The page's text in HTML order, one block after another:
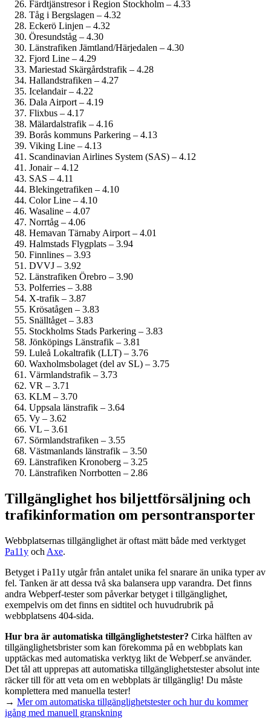
Färdtjänstresor i Region Stockholm – 4.33
Tåg i Bergslagen – 4.32
Eckerö Linjen – 4.32
Öresundståg – 4.30
Länstrafiken Jämtland/Härjedalen – 4.30
Fjord Line – 4.29
Mariestad Skärgårdstrafik – 4.28
Hallandstrafiken – 4.27
Icelandair – 4.22
Dala Airport – 4.19
Flixbus – 4.17
Mälardalstrafik – 4.16
Borås kommuns Parkering – 4.13
Viking Line – 4.13
Scandinavian Airlines System (SAS) – 4.12
Jonair – 4.12
SAS – 4.11
Blekingetrafiken – 4.10
Color Line – 4.10
Wasaline – 4.07
Norrtåg – 4.06
Hemavan Tärnaby Airport – 4.01
Halmstads Flygplats – 3.94
Finnlines – 3.93
DVVJ – 3.92
Länstrafiken Örebro – 3.90
Polferries – 3.88
X-trafik – 3.87
Krösatågen – 3.83
Snälltåget – 3.83
Stockholms Stads Parkering – 3.83
Jönköpings Länstrafik – 3.81
Luleå Lokaltrafik (LLT) – 3.76
Waxholmsbolaget (del av SL) – 3.75
Värmlandstrafik – 3.73
VR – 3.71
KLM – 3.70
Uppsala länstrafik – 3.64
Vy – 3.62
VL – 3.61
Sörmlandstrafiken – 3.55
Västmanlands länstrafik – 3.50
Länstrafiken Kronoberg – 3.25
Länstrafiken Norrbotten – 2.86
Tillgänglighet hos biljettförsäljning och
trafikinformation om persontransporter
Webbplatsernas tillgänglighet är oftast mätt både med verktyget
Pa11y och Axe.
Betyget i Pa11y utgår från antalet unika fel snarare än unika typer av
fel. Tanken är att dessa två ska balansera upp varandra. Det finns
andra Webperf-tester som påverkar betyget i tillgänglighet,
exempelvis om det finns en sidtitel och huvudrubrik på
webbplatsens 404-sida.
Hur bra är automatiska tillgänglighets­tester? Cirka hälften av
tillgänglighets­brister som kan förekomma på en webbplats kan
upptäckas med automatiska verktyg likt de Webperf.se använder.
Det tål att upprepas att automatiska tillgänglighets­tester absolut inte
räcker till för att veta om en webbplats är tillgänglig! Du måste
komplettera med manuella tester!
→ Mer om automatiska tillgänglighets­tester och hur du kommer
igång med manuell granskning